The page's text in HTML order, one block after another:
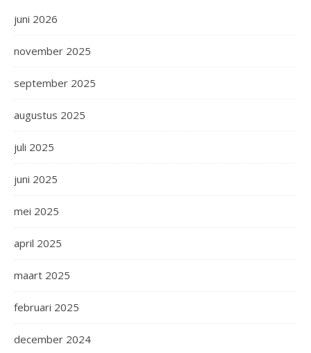
juni 2026
november 2025
september 2025
augustus 2025
juli 2025
juni 2025
mei 2025
april 2025
maart 2025
februari 2025
december 2024